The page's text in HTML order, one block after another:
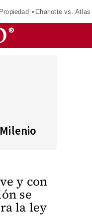
Propiedad Charlotte vs. Atlas
y con
se
la ley